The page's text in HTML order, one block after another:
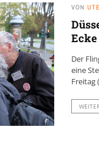
VON
Der
eine
Freitag